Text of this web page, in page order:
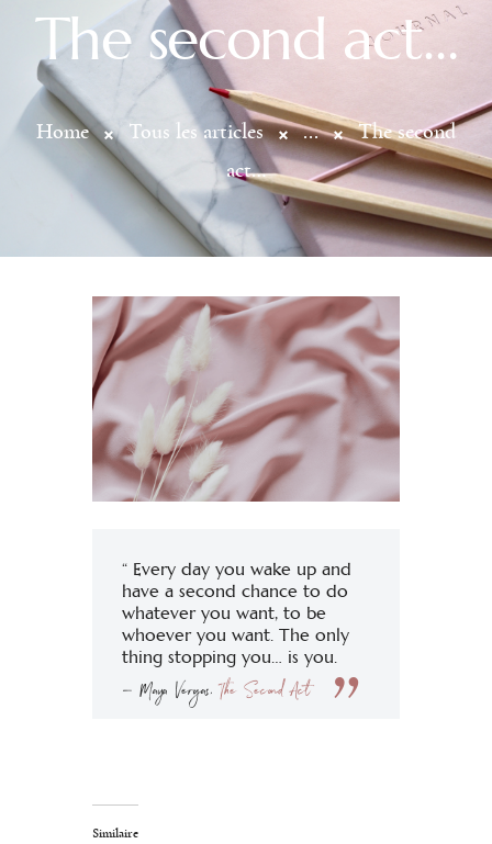
The second act…
Home Tous les articles ...
The second
act…
“ Every day you wake up and
have a second chance to do
whatever you want, to be
whoever you want. The only
thing stopping you… is you.
— Maya Vergas,The Second Act
Similaire